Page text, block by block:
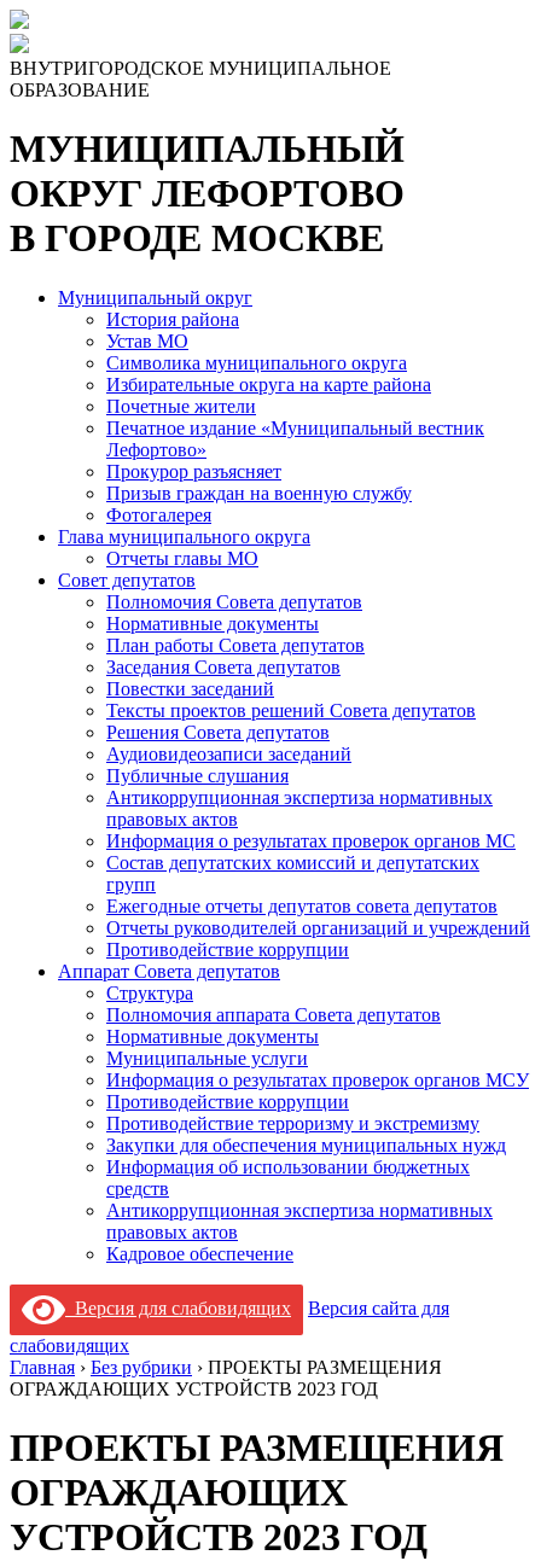
ВНУТРИГОРОДСКОЕ МУНИЦИПАЛЬНОЕ
ОБРАЗОВАНИЕ
МУНИЦИПАЛЬНЫЙ
ОКРУГ ЛЕФОРТОВО
В ГОРОДЕ МОСКВЕ
Муниципальный округ
История района
Устав МО
Символика муниципального округа
Избирательные округа на карте района
Почетные жители
Печатное издание «Муниципальный вестник
Лефортово»
Прокурор разъясняет
Призыв граждан на военную службу
Фотогалерея
Глава муниципального округа
Отчеты главы МО
Совет депутатов
Полномочия Совета депутатов
Нормативные документы
План работы Совета депутатов
Заседания Cовета депутатов
Повестки заседаний
Тексты проектов решений Совета депутатов
Решения Совета депутатов
Аудиовидеозаписи заседаний
Публичные слушания
Антикоррупционная экспертиза нормативных
правовых актов
Информация о результатах проверок органов МС
Состав депутатских комиссий и депутатских
групп
Ежегодные отчеты депутатов совета депутатов
Отчеты руководителей организаций и учреждений
Противодействие коррупции
Аппарат Совета депутатов
Структура
Полномочия аппарата Совета депутатов
Нормативные документы
Муниципальные услуги
Информация о результатах проверок органов МСУ
Противодействие коррупции
Противодействие терроризму и экстремизму
Закупки для обеспечения муниципальных нужд
Информация об использовании бюджетных
средств
Антикоррупционная экспертиза нормативных
правовых актов
Кадровое обеспечение
Версия для слабовидящих
Версия сайта для
слабовидящих
Главная › Без рубрики › ПРОЕКТЫ РАЗМЕЩЕНИЯ
ОГРАЖДАЮЩИХ УСТРОЙСТВ 2023 ГОД
ПРОЕКТЫ РАЗМЕЩЕНИЯ
ОГРАЖДАЮЩИХ
УСТРОЙСТВ 2023 ГОД